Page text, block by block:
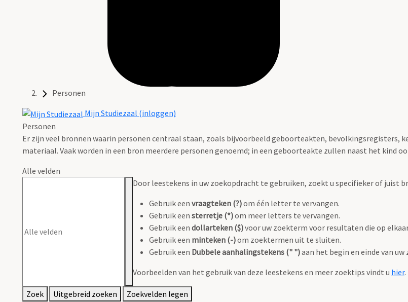
Personen
Mijn Studiezaal (inloggen)
Personen
Er zijn veel bronnen waarin personen centraal staan, zoals bijvoorbeeld geboorteakten, bevolkingsregisters,
materiaal. Vaak worden in een bron meerdere personen genoemd; in een geboorteakte zullen naast het kind
Alle velden
Door leestekens in uw zoekopdracht te gebruiken, zoekt u specifieker of juist
Gebruik een vraagteken (?)om één letter te vervangen.
Gebruik een sterretje (*)om meer letters te vervangen.
Gebruik een dollarteken ($)voor uw zoekterm voor resultaten die op
Gebruik een minteken (-)om zoektermen uit te sluiten.
Gebruik een Dubbele aanhalingstekens (" ")aan het begin en einde van
Voorbeelden van het gebruik van deze leestekens en meer zoektips vindt u hier.
Zoek Uitgebreid zoeken Zoekvelden legen